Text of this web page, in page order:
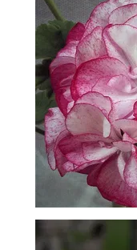
УСЛУГИ
ОДНОЛЕТНИЕ
2026!
ВОЙТИ